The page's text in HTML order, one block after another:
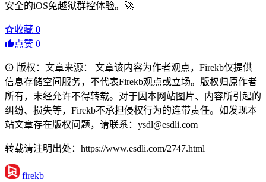
安全的iOS免越狱群控体验。🚀
收藏 0
点赞 0
版权：文章来源： 文章该内容为作者观点，Firekb仅提供
信息存储空间服务，不代表Firekb观点或立场。版权归原作者
所有，未经允许不得转载。对于因本网站图片、内容所引起的
纠纷、损失等，Firekb不承担侵权行为的连带责任。如发现本
站文章存在版权问题，请联系：ysdl@esdli.com
转载请注明出处：https://www.esdli.com/2747.html
firekb